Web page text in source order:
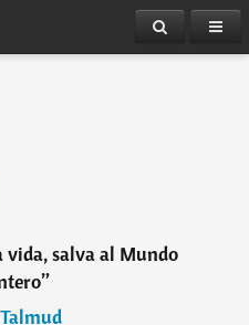
vida, salva al Mundo
”
Talmud